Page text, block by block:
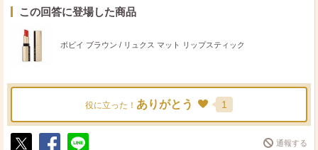
この回答に登場した商品
ボビイ ブラウン / リュクス マット リップスティック
役に立った！ ありがとう 1
通報する